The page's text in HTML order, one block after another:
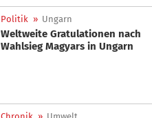
Politik » Ungarn
Weltweite Gratulationen nach
Wahlsieg Magyars in Ungarn